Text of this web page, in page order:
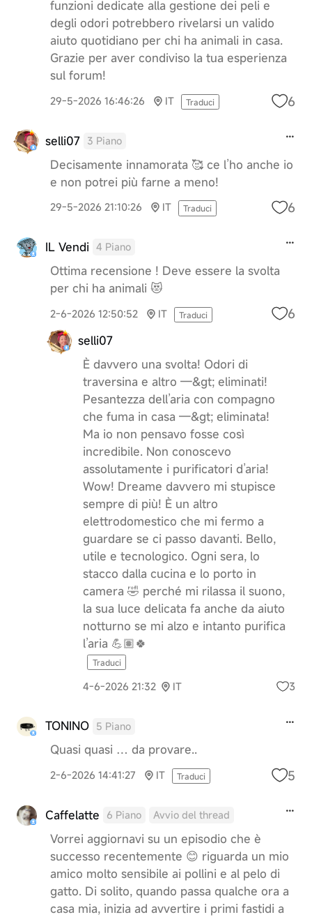
funzioni dedicate alla gestione dei peli e
degli odori potrebbero rivelarsi un valido
aiuto quotidiano per chi ha animali in casa.
Grazie per aver condiviso la tua esperienza
sul forum!
29-5-2026 16:46:26 IT Traduci 6
selli07 3 Piano
Decisamente innamorata 🥰 ce l’ho anche io
e non potrei più farne a meno!
29-5-2026 21:10:26 IT Traduci 6
IL Vendi 4 Piano
Ottima recensione ! Deve essere la svolta
per chi ha animali 😻
2-6-2026 12:50:52 IT Traduci 6
selli07
È davvero una svolta! Odori di
traversina e altro —&gt; eliminati!
Pesantezza dell’aria con compagno
che fuma in casa —&gt; eliminata!
Ma io non pensavo fosse così
incredibile. Non conoscevo
assolutamente i purificatori d’aria!
Wow! Dreame davvero mi stupisce
sempre di più! È un altro
elettrodomestico che mi fermo a
guardare se ci passo davanti. Bello,
utile e tecnologico. Ogni sera, lo
stacco dalla cucina e lo porto in
camera 🤣 perché mi rilassa il suono,
la sua luce delicata fa anche da aiuto
notturno se mi alzo e intanto purifica
l’aria 💪🏽🍀
Traduci
4-6-2026 21:32 IT 3
TONINO 5 Piano
Quasi quasi … da provare..
2-6-2026 14:41:27 IT Traduci 5
Caffelatte 6 Piano Avvio del thread
Vorrei aggiornavi su un episodio che è
successo recentemente 😊 riguarda un mio
amico molto sensibile ai pollini e al pelo di
gatto. Di solito, quando passa qualche ora a
casa mia, inizia ad avvertire i primi fastidi a